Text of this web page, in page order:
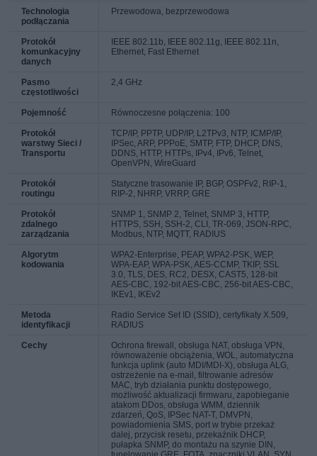
Technologia
podłączania
Przewodowa, bezprzewodowa
Protokół
komunkacyjny
danych
IEEE 802.11b, IEEE 802.11g, IEEE 802.11n,
Ethernet, Fast Ethernet
Pasmo
częstotliwości
2,4 GHz
Pojemność Równoczesne połączenia: 100
Protokół
warstwy Sieci /
Transportu
TCP/IP, PPTP, UDP/IP, L2TPv3, NTP, ICMP/IP,
IPSec, ARP, PPPoE, SMTP, FTP, DHCP, DNS,
DDNS, HTTP, HTTPs, IPv4, IPv6, Telnet,
OpenVPN, WireGuard
Protokół
routingu
Statyczne trasowanie IP, BGP, OSPFv2, RIP-1,
RIP-2, NHRP, VRRP, GRE
Protokół
zdalnego
zarządzania
SNMP 1, SNMP 2, Telnet, SNMP 3, HTTP,
HTTPS, SSH, SSH-2, CLI, TR-069, JSON-RPC,
Modbus, NTP, MQTT, RADIUS
Algorytm
kodowania
WPA2-Enterprise, PEAP, WPA2-PSK, WEP,
WPA-EAP, WPA-PSK, AES-CCMP, TKIP, SSL
3.0, TLS, DES, RC2, DESX, CAST5, 128-bit
AES-CBC, 192-bit AES-CBC, 256-bit AES-CBC,
IKEv1, IKEv2
Metoda
identyfikacji
Radio Service Set ID (SSID), certyfikaty X.509,
RADIUS
Cechy
Ochrona firewall, obsługa NAT, obsługa VPN,
równoważenie obciążenia, WOL, automatyczna
funkcja uplink (auto MDI/MDI-X), obsługa ALG,
ostrzeżenie na e-mail, filtrowanie adresów
MAC, tryb działania punktu dostępowego,
możliwość aktualizacji firmwaru, zapobieganie
atakom DDos, obsługa WMM, dziennik
zdarzeń, QoS, IPSec NAT-T, DMVPN,
powiadomienia SMS, port w trybie przekaż
dalej, przycisk resetu, przekaźnik DHCP,
pułapka SNMP, do montażu na szynie DIN,